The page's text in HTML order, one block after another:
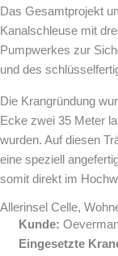
Das Gesamtprojekt
Kanalschleuse mit
Pumpwerkes zur
und des
Die Krangründung
Ecke zwei 35 Meter
wurden. Auf diesen
eine speziell
somit direkt im
Allerinsel Celle,
Kunde:
Eingesetzte